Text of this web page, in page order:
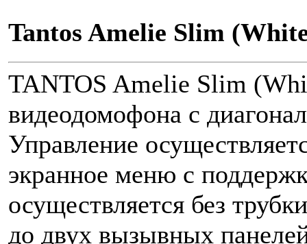
Tantos Amelie Slim
TANTOS Amelie Slim
видеодомофона с
Управление
экранное меню с
осуществляется без
до двух вызывных